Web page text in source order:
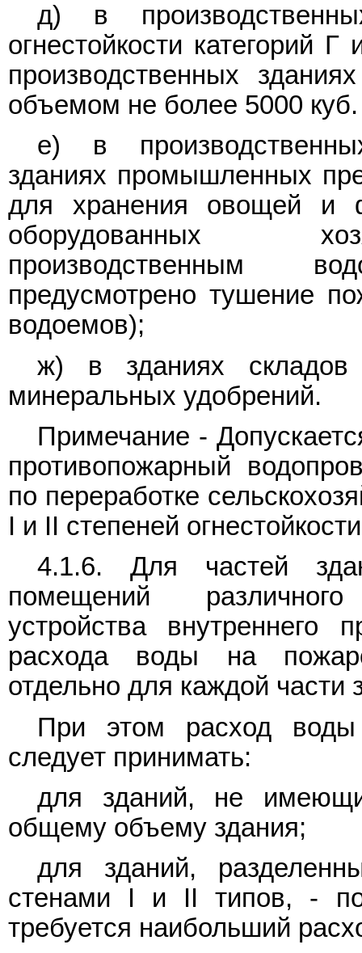
д) в
огнестойкости категорий
производственных
объемом не более 5000
е) в
зданиях промышленных
для хранения овощей и
оборудованных
производственным
предусмотрено тушение
водоемов);
ж) в зданиях складов
минеральных удобрений.
Примечание -
противопожарный
по переработке
I и II степеней
4.1.6. Для частей
помещений
устройства внутреннего
расхода воды на
отдельно для каждой части
При этом расход воды
следует принимать:
для зданий, не
общему объему здания;
для зданий,
стенами I и II типов, -
требуется наибольший